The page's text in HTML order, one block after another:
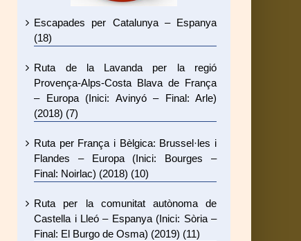
Escapades per Catalunya – Espanya
(18)
Ruta de la Lavanda per la regió
Provença-Alps-Costa Blava de França
– Europa (Inici: Avinyó – Final: Arle)
(2018) (7)
Ruta per França i Bèlgica: Brussel·les i
Flandes – Europa (Inici: Bourges –
Final: Noirlac) (2018) (10)
Ruta per la comunitat autònoma de
Castella i Lleó – Espanya (Inici: Sòria –
Final: El Burgo de Osma) (2019) (11)